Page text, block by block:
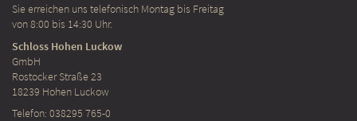
Sie erreichen uns telefonisch Montag bis Freitag
von 8:00 bis 14:30 Uhr.
Schloss Hohen Luckow
GmbH
Rostocker Straße 23
18239 Hohen Luckow
Telefon: 038295 765-0